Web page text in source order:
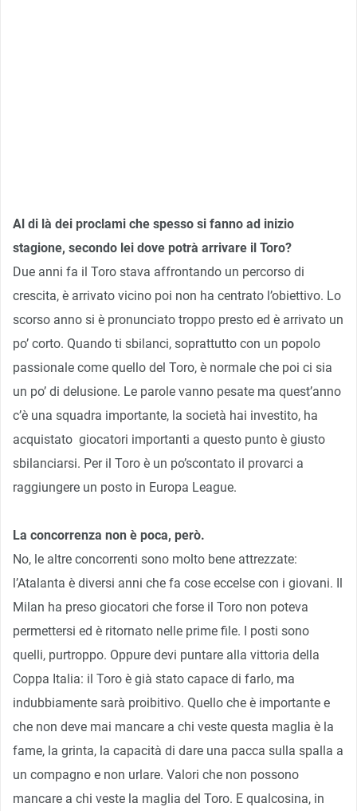
Al di là dei proclami che spesso si fanno ad inizio
stagione, secondo lei dove potrà arrivare il Toro?
Due anni fa il Toro stava affrontando un percorso di
crescita, è arrivato vicino poi non ha centrato l’obiettivo. Lo
scorso anno si è pronunciato troppo presto ed è arrivato un
po’ corto. Quando ti sbilanci, soprattutto con un popolo
passionale come quello del Toro, è normale che poi ci sia
un po’ di delusione. Le parole vanno pesate ma quest’anno
c’è una squadra importante, la società hai investito, ha
acquistato giocatori importanti a questo punto è giusto
sbilanciarsi. Per il Toro è un po’scontato il provarci a
raggiungere un posto in Europa League.
La concorrenza non è poca, però.
No, le altre concorrenti sono molto bene attrezzate:
l’Atalanta è diversi anni che fa cose eccelse con i giovani. Il
Milan ha preso giocatori che forse il Toro non poteva
permettersi ed è ritornato nelle prime file. I posti sono
quelli, purtroppo. Oppure devi puntare alla vittoria della
Coppa Italia: il Toro è già stato capace di farlo, ma
indubbiamente sarà proibitivo. Quello che è importante e
che non deve mai mancare a chi veste questa maglia è la
fame, la grinta, la capacità di dare una pacca sulla spalla a
un compagno e non urlare. Valori che non possono
mancare a chi veste la maglia del Toro. E qualcosina, in